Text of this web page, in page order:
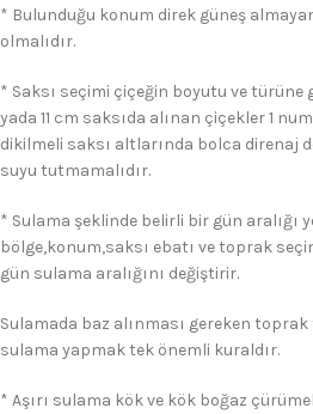
* Bulunduğu konum direk güneş
olmalıdır.
* Saksı seçimi çiçeğin boyutu ve türüne
yada 11 cm saksıda alınan çiçekler 1
dikilmeli saksı altlarında bolca direnaj
suyu tutmamalıdır.
* Sulama şeklinde belirli bir gün aralığı
bölge,konum,saksı ebatı ve toprak
gün sulama aralığını değiştirir.
Sulamada baz alınması gereken
sulama yapmak tek önemli kuraldır.
* Aşırı sulama kök ve kök boğaz